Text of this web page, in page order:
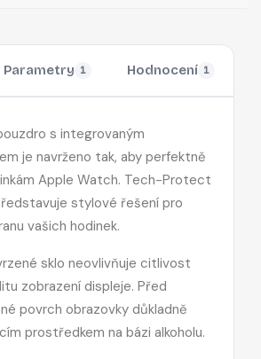
Parametry 1 Hodnocení 1
s integrovaným
je navrženo tak, aby perfektně
Apple Watch. Tech-Protect
stylové řešení pro
vašich hodinek.
sklo neovlivňuje citlivost
zobrazení displeje. Před
povrch obrazovky důkladně
prostředkem na bázi alkoholu.